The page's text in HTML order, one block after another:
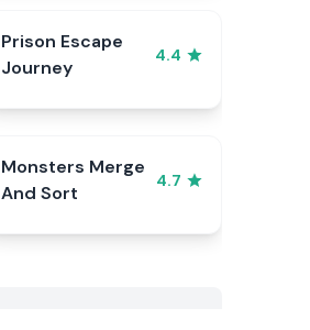
Prison Escape
Journey
4.4
Monsters Merge
And Sort
4.7